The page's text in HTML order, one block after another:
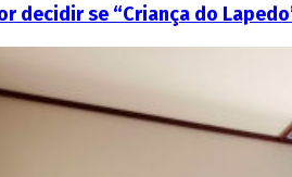
decidir se “Criança do